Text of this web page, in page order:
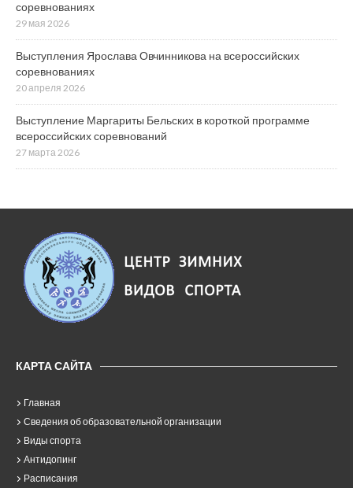
соревнованиях
29 мая 2026
Выступления Ярослава Овчинникова на всероссийских
соревнованиях
20 апреля 2026
Выступление Маргариты Бельских в короткой программе
всероссийских соревнований
27 марта 2026
КАРТА САЙТА
Главная
Сведения об образовательной организации
Виды спорта
Антидопинг
Расписания